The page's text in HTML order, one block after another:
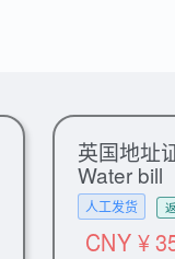
英国地址
Water bill
人工发货
CNY ¥